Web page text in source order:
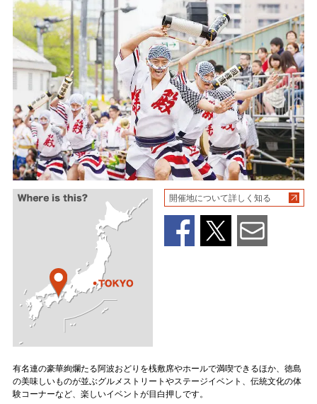
開催地について詳しく知る
有名連の豪華絢爛たる阿波おどりを桟敷席やホールで満喫できるほか、徳島
の美味しいものが並ぶグルメストリートやステージイベント、伝統文化の体
験コーナーなど、楽しいイベントが目白押しです。